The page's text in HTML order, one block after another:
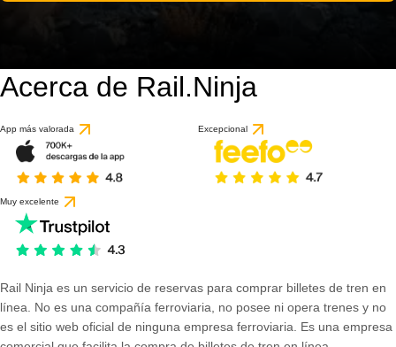
Acerca de Rail.Ninja
App más valorada Excepcional
Muy excelente
Rail Ninja es un servicio de reservas para comprar billetes de tren en
línea. No es una compañía ferroviaria, no posee ni opera trenes y no
es el sitio web oficial de ninguna empresa ferroviaria. Es una empresa